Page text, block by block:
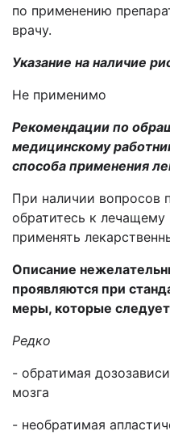
по применению
врачу.
Указание на наличие
Не применимо
Рекомендации по
медицинскому
способа применения
При наличии вопросов
обратитесь к
применять
Описание
проявляются при
меры, которые
Редко
- обратимая
мозга
- необратимая